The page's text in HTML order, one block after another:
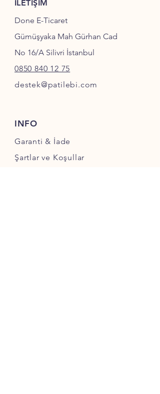
İLETİŞİM
Done E-Ticaret
Gümüşyaka Mah Gürhan Cad
No 16/A Silivri İstanbul
0850 840 12 75
destek@patilebi.com
INFO
Garanti & İade
Şartlar ve Koşullar